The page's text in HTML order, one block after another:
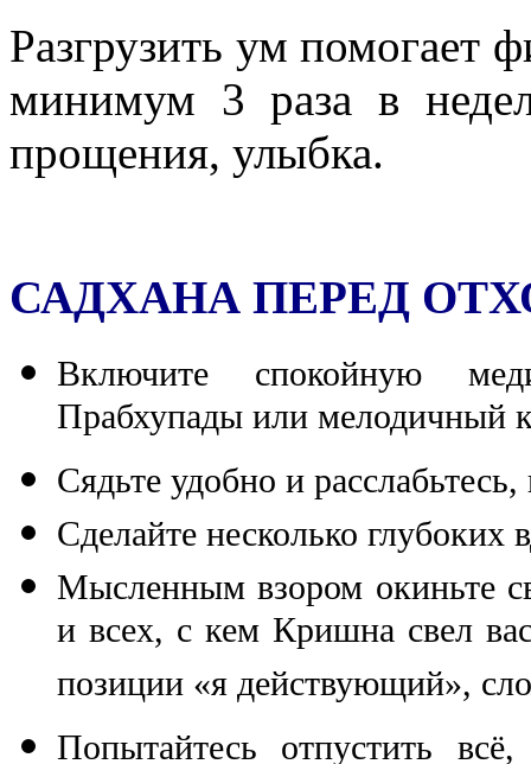
Разгрузить ум помогает
минимум 3 раза в
прощения, улыбка.
САДХАНА ПЕРЕД
Включите спокойную
Прабхупады или мелодичный
Сядьте удобно и
Сделайте несколько глубоких
Мысленным взором окиньте
и всех, с кем Кришна свел
позиции «я действующий»,
Попытайтесь отпустить